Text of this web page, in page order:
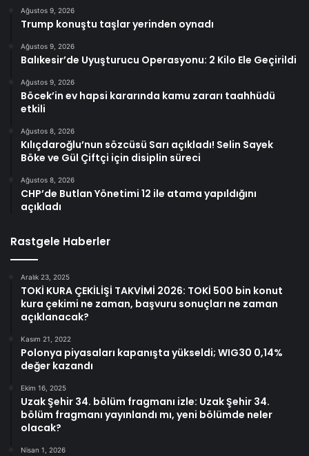
Ağustos 9, 2026
Trump konuştu taşlar yerinden oynadı
Ağustos 9, 2026
Balıkesir’de Uyuşturucu Operasyonu: 2 Kilo Ele Geçirildi
Ağustos 9, 2026
Böcek’in ev hapsi kararında kamu zararı taahhüdü
etkili
Ağustos 8, 2026
Kılıçdaroğlu’nun sözcüsü Sarı açıkladı! Selin Sayek
Böke ve Gül Çiftçi için disiplin süreci
Ağustos 8, 2026
CHP’de Butlan Yönetimi 12 ile atama yapıldığını
açıkladı
Rastgele Haberler
Aralık 23, 2025
TOKİ KURA ÇEKİLİŞİ TAKVİMİ 2026: TOKİ 500 bin konut
kura çekimi ne zaman, başvuru sonuçları ne zaman
açıklanacak?
Kasım 21, 2022
Polonya piyasaları kapanışta yükseldi; WIG30 0,14%
değer kazandı
Ekim 16, 2025
Uzak Şehir 34. bölüm fragmanı izle: Uzak Şehir 34.
bölüm fragmanı yayınlandı mı, yeni bölümde neler
olacak?
Nisan 1, 2026